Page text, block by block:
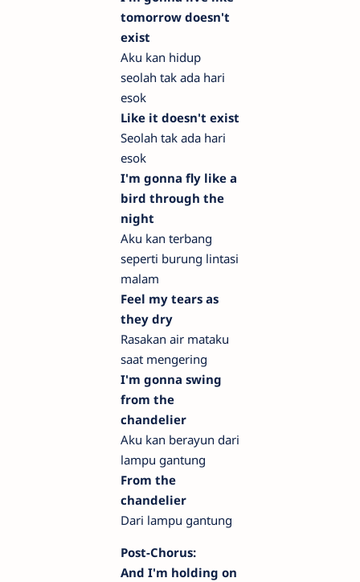
tomorrow doesn't
exist
Aku kan hidup
seolah tak ada hari
esok
Like it doesn't exist
Seolah tak ada hari
esok
I'm gonna fly like a
bird through the
night
Aku kan terbang
seperti burung lintasi
malam
Feel my tears as
they dry
Rasakan air mataku
saat mengering
I'm gonna swing
from the
chandelier
Aku kan berayun dari
lampu gantung
From the
chandelier
Dari lampu gantung
Post-Chorus:
And I'm holding on